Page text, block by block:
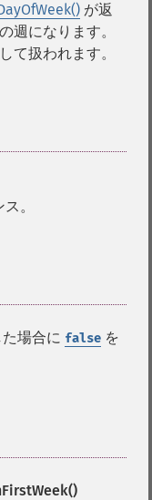
が返
週になります。
て扱われます。
。
場合に false を